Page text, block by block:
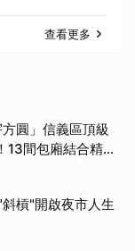
查看更多
圓」信義區頂級
13間包廂結合精緻
槓"開啟夜市人生